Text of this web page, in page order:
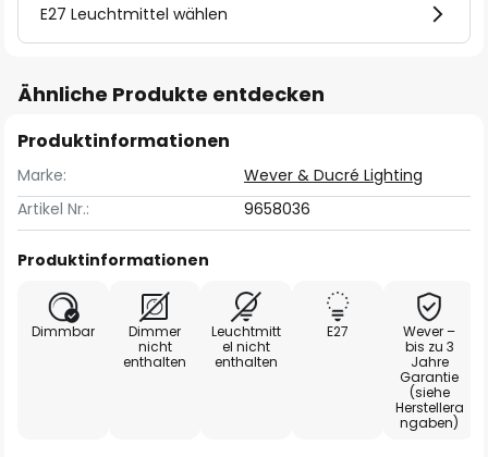
E27 Leuchtmittel wählen
Ähnliche Produkte entdecken
Produktinformationen
Marke:
Wever & Ducré Lighting
Artikel Nr.:
9658036
Produktinformationen
Dimmbar
Dimmer
nicht
enthalten
Leuchtmitt
el nicht
enthalten
E27
Wever –
bis zu 3
Jahre
Garantie
(siehe
Herstellera
ngaben)